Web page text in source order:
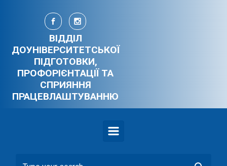
Skip to main content
ВІДДІЛ
ДОУНІВЕРСИТЕТСЬКОЇ
ПІДГОТОВКИ,
ПРОФОРІЄНТАЦІЇ ТА
СПРИЯННЯ
ПРАЦЕВЛАШТУВАННЮ